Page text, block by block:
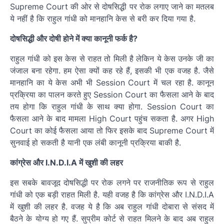
Supreme Court की ओर से दोषसिद्धी पर रोक लगाए जाने का मतलब
ये नहीं है कि राहुल गांधी को मानहानि केस से बरी कर दिया गया है.
दोषसिद्धी और दोषी होने में क्या कानूनी फर्क है?
राहुल गांधी को इस केस से राहत तो मिली है लेकिन ये केस उनके जी का
जंजाल बना रहेगा. हम ऐसा क्यों कह रहे हैं, इसकी भी एक वजह है. जैसे
मानहानि का ये केस अभी भी Session Court में चल रहा है. कानून
प्रक्रिया का पालन करते हुए Session Court का फैसला आने के बाद
तय होगा कि राहुल गांधी के साथ क्या होगा. Session Court का
फैसला आने के बाद मामला High Court पहुंच सकता है. अगर High
Court का कोई फैसला आया तो फिर इसके बाद Supreme Court में
सुनवाई हो सकती है यानी एक लंबी कानूनी प्रक्रिया बाकी है.
कांग्रेस और I.N.D.I.A में खुशी की लहर
इस सबके बावजूद दोषसिद्धी पर रोक लगने पर राजनीतिक रूप से राहुल
गांधी को एक बड़ी राहत मिली है. यही वजह है कि कांग्रेस और I.N.D.I.A
में खुशी की लहर है. वजह ये है कि अब राहुल गांधी दोबारा से संसद में
बैठने के योग्य हो गए हैं. सुप्रीम कोर्ट से राहत मिलने के बाद अब राहुल